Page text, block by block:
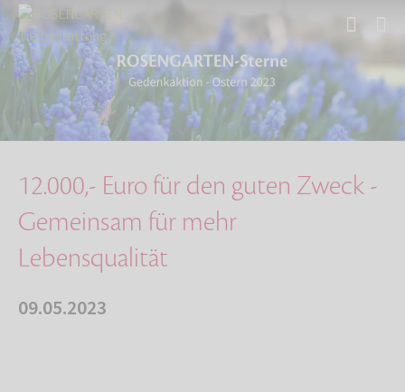
Start Über uns Aktuelles 12.000,- Euro für den guten Zweck
12.000,- Euro für den guten Zweck -
Gemeinsam für mehr
Lebensqualität
09.05.2023